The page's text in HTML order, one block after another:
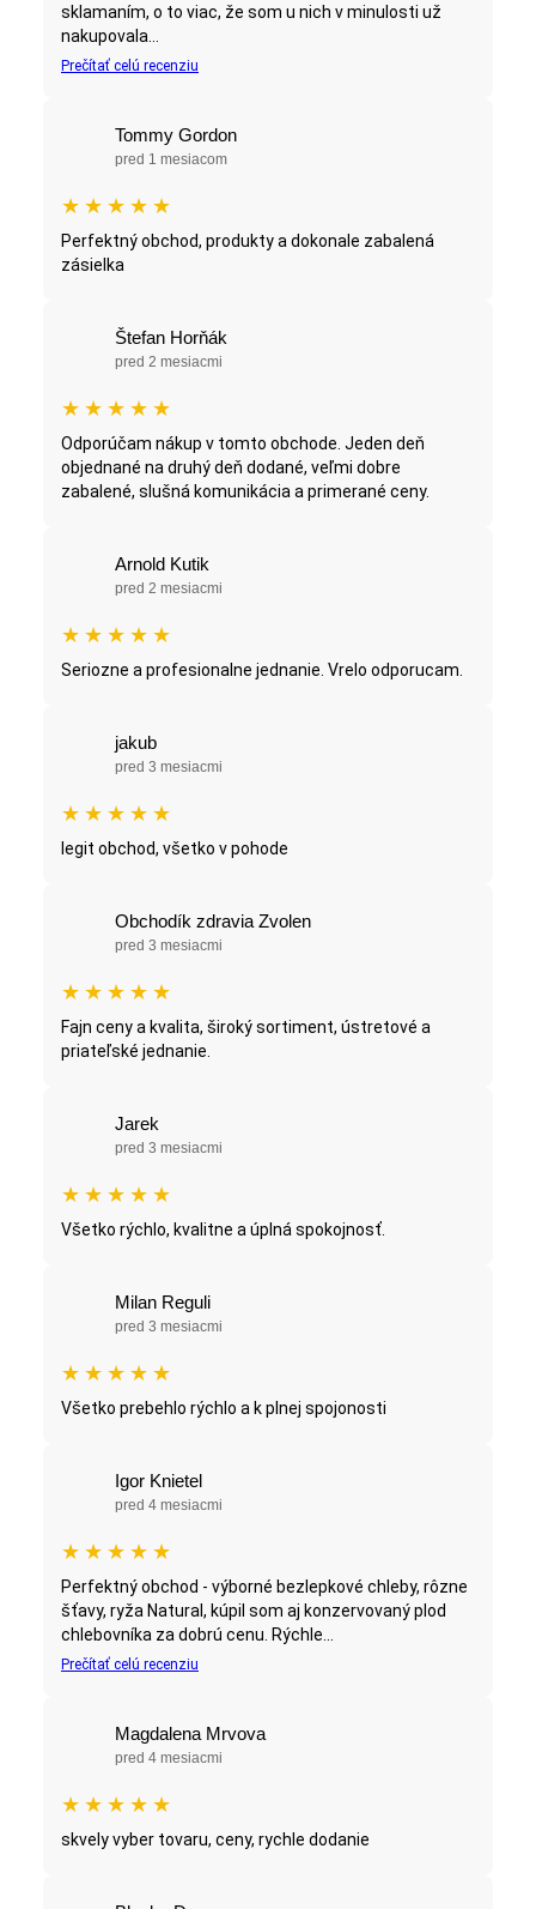
sklamaním, o to viac, že som u nich v minulosti už
nakupovala...
Prečítať celú recenziu
Tommy Gordon
pred 1 mesiacom
★ ★ ★ ★ ★
Perfektný obchod, produkty a dokonale zabalená
zásielka
Štefan Horňák
pred 2 mesiacmi
★ ★ ★ ★ ★
Odporúčam nákup v tomto obchode. Jeden deň
objednané na druhý deň dodané, veľmi dobre
zabalené, slušná komunikácia a primerané ceny.
Arnold Kutik
pred 2 mesiacmi
★ ★ ★ ★ ★
Seriozne a profesionalne jednanie. Vrelo odporucam.
jakub
pred 3 mesiacmi
★ ★ ★ ★ ★
legit obchod, všetko v pohode
Obchodík zdravia Zvolen
pred 3 mesiacmi
★ ★ ★ ★ ★
Fajn ceny a kvalita, široký sortiment, ústretové a
priateľské jednanie.
Jarek
pred 3 mesiacmi
★ ★ ★ ★ ★
Všetko rýchlo, kvalitne a úplná spokojnosť.
Milan Reguli
pred 3 mesiacmi
★ ★ ★ ★ ★
Všetko prebehlo rýchlo a k plnej spojonosti
Igor Knietel
pred 4 mesiacmi
★ ★ ★ ★ ★
Perfektný obchod - výborné bezlepkové chleby, rôzne
šťavy, ryža Natural, kúpil som aj konzervovaný plod
chlebovníka za dobrú cenu. Rýchle...
Prečítať celú recenziu
Magdalena Mrvova
pred 4 mesiacmi
★ ★ ★ ★ ★
skvely vyber tovaru, ceny, rychle dodanie